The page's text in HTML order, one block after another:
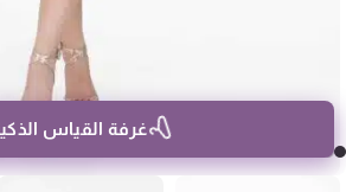
غرفة القياس الذكية